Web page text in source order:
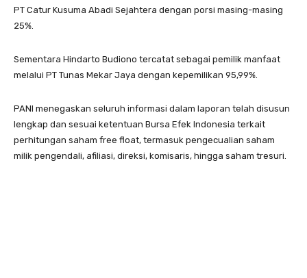
PT Catur Kusuma Abadi Sejahtera dengan porsi masing-masing
25%.
Sementara Hindarto Budiono tercatat sebagai pemilik manfaat
melalui PT Tunas Mekar Jaya dengan kepemilikan 95,99%.
PANI menegaskan seluruh informasi dalam laporan telah disusun
lengkap dan sesuai ketentuan Bursa Efek Indonesia terkait
perhitungan saham free float, termasuk pengecualian saham
milik pengendali, afiliasi, direksi, komisaris, hingga saham tresuri.